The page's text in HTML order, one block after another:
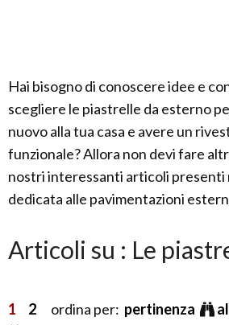
Hai bisogno di conoscere idee e
scegliere le piastrelle da esterno
nuovo alla tua casa e avere un
funzionale? Allora non devi fare
nostri interessanti articoli presenti
dedicata alle pavimentazioni
Articoli su : Le
1 2 ordina per: pertinenza